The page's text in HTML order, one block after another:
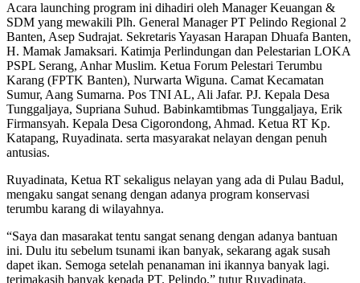
Acara launching program ini dihadiri oleh Manager Keuangan &
SDM yang mewakili Plh. General Manager PT Pelindo Regional 2
Banten, Asep Sudrajat. Sekretaris Yayasan Harapan Dhuafa Banten,
H. Mamak Jamaksari. Katimja Perlindungan dan Pelestarian LOKA
PSPL Serang, Anhar Muslim. Ketua Forum Pelestari Terumbu
Karang (FPTK Banten), Nurwarta Wiguna. Camat Kecamatan
Sumur, Aang Sumarna. Pos TNI AL, Ali Jafar. PJ. Kepala Desa
Tunggaljaya, Supriana Suhud. Babinkamtibmas Tunggaljaya, Erik
Firmansyah. Kepala Desa Cigorondong, Ahmad. Ketua RT Kp.
Katapang, Ruyadinata. serta masyarakat nelayan dengan penuh
antusias.
Ruyadinata, Ketua RT sekaligus nelayan yang ada di Pulau Badul,
mengaku sangat senang dengan adanya program konservasi
terumbu karang di wilayahnya.
“Saya dan masarakat tentu sangat senang dengan adanya bantuan
ini. Dulu itu sebelum tsunami ikan banyak, sekarang agak susah
dapet ikan. Semoga setelah penanaman ini ikannya banyak lagi.
terimakasih banyak kepada PT. Pelindo,” tutur Ruyadinata.